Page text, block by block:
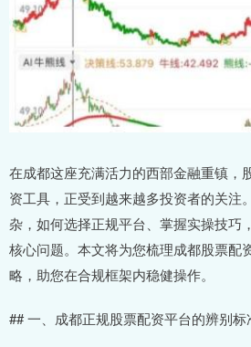
在成都这座充满活力的西部金融重镇，
资工具，正受到越来越多投资者的关注
杂，如何选择正规平台、掌握实操技巧
核心问题。本文将为您梳理成都股票配
略，助您在合规框架内稳健操作。
## 一、成都正规股票配资平台的辨别标